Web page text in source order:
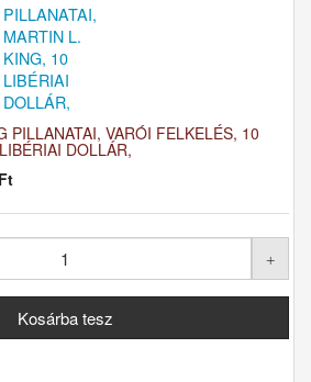
PILLANATAI, VARÓI FELKELÉS, 10
LIBÉRIAI DOLLÁR,